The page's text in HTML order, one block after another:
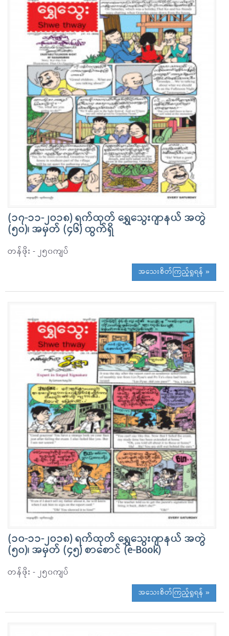
(၁၇-၁၁-၂၀၁၈) ရက်ထုတ် ရွှေသွေးဂျာနယ် အတွဲ
(၅၀)၊ အမှတ် (၄၆) ထွက်ရှိ
တန်ဖိုး - ၂၅၀ကျပ်
အသေးစိတ်ကြည့်ရှုရန် »
(၁၀-၁၁-၂၀၁၈) ရက်ထုတ် ရွှေသွေးဂျာနယ် အတွဲ
(၅၀)၊ အမှတ် (၄၅) စာစောင် (e-Book)
တန်ဖိုး - ၂၅၀ကျပ်
အသေးစိတ်ကြည့်ရှုရန် »